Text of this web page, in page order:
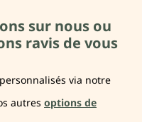
sur nous ou
ravis de vous
via notre
autres options de